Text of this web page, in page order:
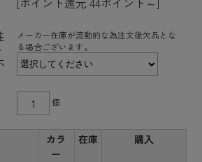
メーカー在庫が流動的な為注文後欠品とな
る場合ございます。
個
カラ
ー
在庫 購入